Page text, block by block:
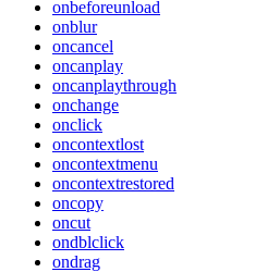
onbeforeunload
onblur
oncancel
oncanplay
oncanplaythrough
onchange
onclick
oncontextlost
oncontextmenu
oncontextrestored
oncopy
oncut
ondblclick
ondrag